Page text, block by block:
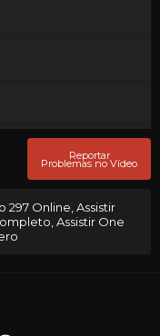
Reportar
Problemas no Vídeo
297 Online, Assistir
Assistir One